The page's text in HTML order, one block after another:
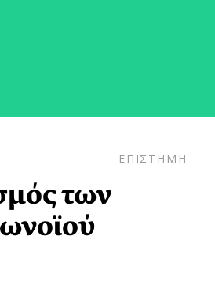
ΕΠΙΣΤΗΜΗ
των